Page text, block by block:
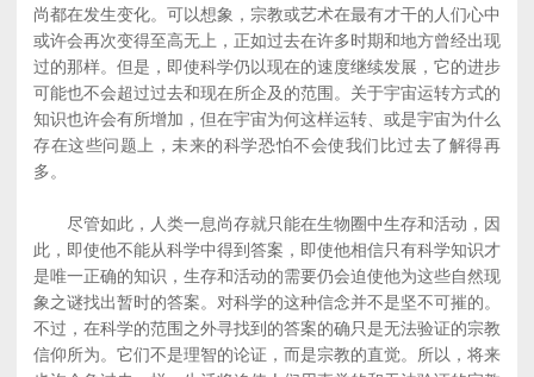
尚都在发生变化。可以想象，宗教或艺术在最有才干的人们心中
或许会再次变得至高无上，正如过去在许多时期和地方曾经出现
过的那样。但是，即使科学仍以现在的速度继续发展，它的进步
可能也不会超过过去和现在所企及的范围。关于宇宙运转方式的
知识也许会有所增加，但在宇宙为何这样运转、或是宇宙为什么
存在这些问题上，未来的科学恐怕不会使我们比过去了解得再
多。
尽管如此，人类一息尚存就只能在生物圈中生存和活动，因
此，即使他不能从科学中得到答案，即使他相信只有科学知识才
是唯一正确的知识，生存和活动的需要仍会迫使他为这些自然现
象之谜找出暂时的答案。对科学的这种信念并不是坚不可摧的。
不过，在科学的范围之外寻找到的答案的确只是无法验证的宗教
信仰所为。它们不是理智的论证，而是宗教的直觉。所以，将来